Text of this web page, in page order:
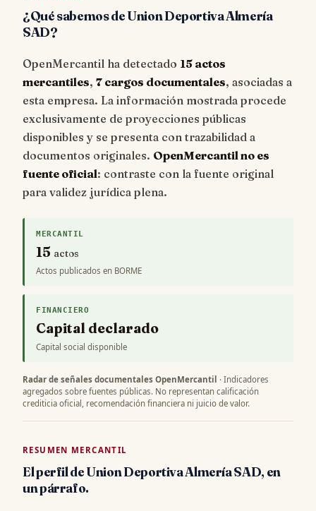
¿Qué sabemos de Union Deportiva Almería
SAD?
OpenMercantil ha detectado 15 actos
mercantiles, 7 cargos documentales, asociadas a
esta empresa. La información mostrada procede
exclusivamente de proyecciones públicas
disponibles y se presenta con trazabilidad a
documentos originales. OpenMercantil no es
fuente oficial: contraste con la fuente original
para validez jurídica plena.
MERCANTIL
15 actos
Actos publicados en BORME
FINANCIERO
Capital declarado
Capital social disponible
Radar de señales documentales OpenMercantil · Indicadores
agregados sobre fuentes públicas. No representan calificación
crediticia oficial, recomendación financiera ni juicio de valor.
RESUMEN MERCANTIL
El perfil de Union Deportiva Almería SAD, en
un párrafo.